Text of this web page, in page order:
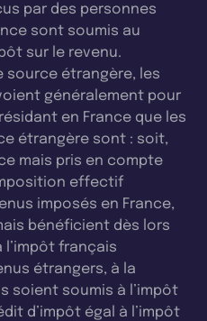
par des personnes
sont soumis au
sur le revenu.
source étrangère, les
généralement pour
en France que les
étrangère sont : soit,
mais pris en compte
effectif
imposés en France,
bénéficient dès lors
l’impôt français
étrangers, à la
soient soumis à l’impôt
d’impôt égal à l’impôt